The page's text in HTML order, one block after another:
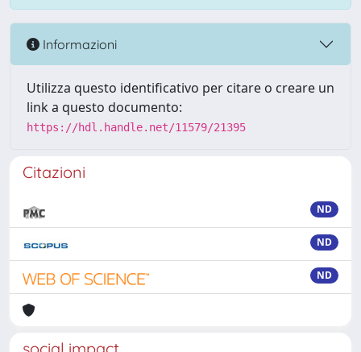
Informazioni
Utilizza questo identificativo per citare o creare un
link a questo documento:
https://hdl.handle.net/11579/21395
Citazioni
ND
ND
ND